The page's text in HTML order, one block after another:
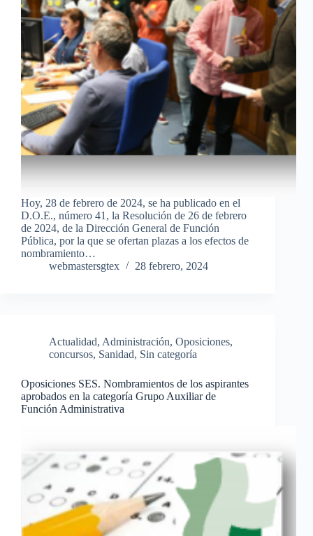
Hoy, 28 de febrero de 2024, se ha publicado en el
D.O.E., número 41, la Resolución de 26 de febrero
de 2024, de la Dirección General de Función
Pública, por la que se ofertan plazas a los efectos de
nombramiento…
webmastersgtex
28 febrero, 2024
Actualidad, Administración, Oposiciones,
concursos, Sanidad, Sin categoría
Oposiciones SES. Nombramientos de los aspirantes
aprobados en la categoría Grupo Auxiliar de
Función Administrativa